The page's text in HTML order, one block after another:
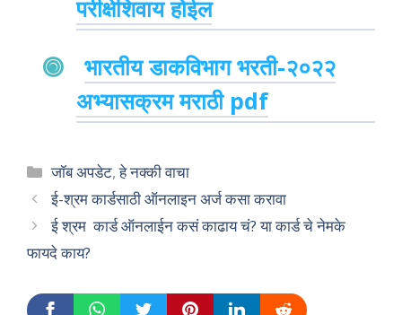
परीक्षेशिवाय होईल
भारतीय डाकविभाग भरती-२०२२
अभ्यासक्रम मराठी pdf
Categories
जॉब अपडेट,हे नक्की वाचा
ई-श्रम कार्डसाठी ऑनलाइन अर्ज कसा करावा
ई श्रम कार्ड ऑनलाईन कसं काढाय चं? या कार्ड चे नेमके
फायदे काय?